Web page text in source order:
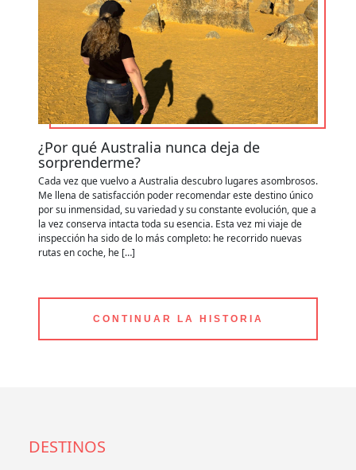
¿Por qué Australia nunca deja de
sorprenderme?
Cada vez que vuelvo a Australia descubro lugares asombrosos.
Me llena de satisfacción poder recomendar este destino único
por su inmensidad, su variedad y su constante evolución, que a
la vez conserva intacta toda su esencia. Esta vez mi viaje de
inspección ha sido de lo más completo: he recorrido nuevas
rutas en coche, he […]
CONTINUAR LA HISTORIA
DESTINOS